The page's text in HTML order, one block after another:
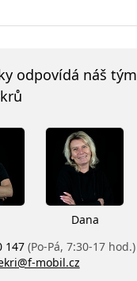
odpovídá náš tým
Dana
147 (Po-Pá, 7:30-17 hod.)
mobil.cz